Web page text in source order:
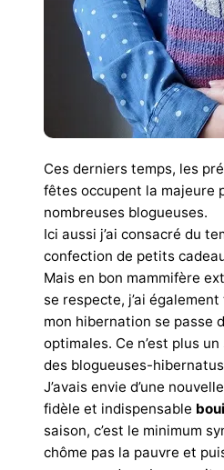
Ces derniers temps, les
fêtes occupent la majeure
nombreuses blogueuses.
Ici aussi j’ai consacré du
confection de petits
Mais en bon mammifère
se respecte, j’ai
mon hibernation se passe
optimales. Ce n’est plus
des blogueuses-
J’avais envie d’une
fidèle et indispensable
saison, c’est le minimum
chôme pas la pauvre et